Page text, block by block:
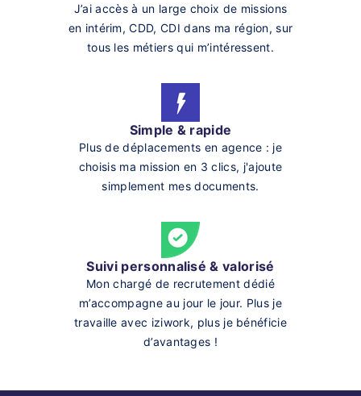
J’ai accès à un large choix de missions
en intérim, CDD, CDI dans ma région, sur
tous les métiers qui m’intéressent.
Simple & rapide
Plus de déplacements en agence : je
choisis ma mission en 3 clics, j'ajoute
simplement mes documents.
Suivi personnalisé & valorisé
Mon chargé de recrutement dédié
m’accompagne au jour le jour. Plus je
travaille avec iziwork, plus je bénéficie
d’avantages !